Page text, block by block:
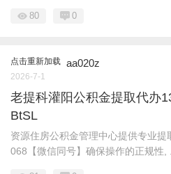
80 0
点击重新加载 aa020z
2026-7-1
老提科灌阳公积金提取代办
BtSL
资源住房公积金管理中心提供专业
068【微信同号】确保操作的正规性,